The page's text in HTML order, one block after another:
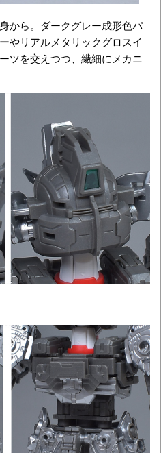
から。ダークグレー成形色パ
やリアルメタリックグロスイ
ツを交えつつ、繊細にメカニ